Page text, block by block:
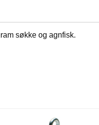
søkke og agnfisk.